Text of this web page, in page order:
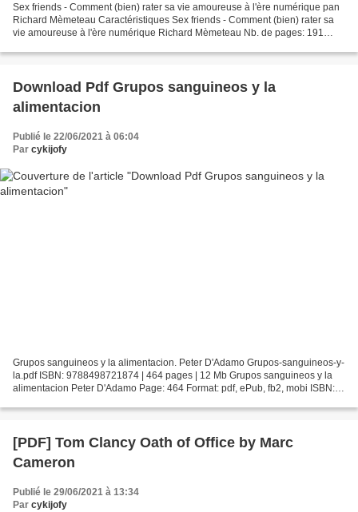
Sex friends - Comment (bien) rater sa vie amoureuse à l'ère numérique pan
Richard Mèmeteau Caractéristiques Sex friends - Comment (bien) rater sa
vie amoureuse à l'ère numérique Richard Mèmeteau Nb. de pages: 191
Download Pdf Grupos sanguineos y la
alimentacion
Publié le 22/06/2021 à 06:04
Par cykijofy
Grupos sanguineos y la alimentacion. Peter D'Adamo Grupos-sanguineos-y-
la.pdf ISBN: 9788498721874 | 464 pages | 12 Mb Grupos sanguineos y la
alimentacion Peter D'Adamo Page: 464 Format: pdf, ePub, fb2, mobi ISBN:
[PDF] Tom Clancy Oath of Office by Marc
Cameron
Publié le 29/06/2021 à 13:34
Par cykijofy